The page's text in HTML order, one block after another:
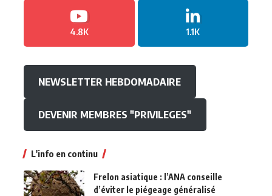
4.8K 1.1K
NEWSLETTER HEBDOMADAIRE
DEVENIR MEMBRES "PRIVILEGES"
L'info en continu
Frelon asiatique : l’ANA conseille
d’éviter le piégeage généralisé